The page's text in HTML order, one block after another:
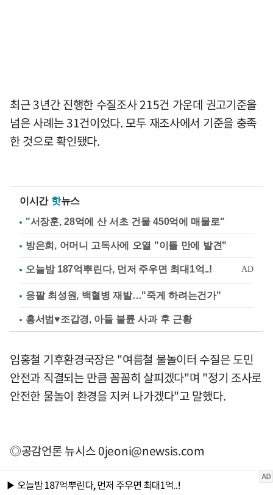
최근 3년간 진행한 수질조사 215건 가운데 권고기준을
넘은 사례는 31건이었다. 모두 재조사에서 기준을 충족
한 것으로 확인됐다.
이시간 핫뉴스
"서장훈, 28억에 산 서초 건물 450억에 매물로"
방은희, 어머니 고독사에 오열 "이틀 만에 발견"
응팔 최성원, 백혈병 재발…"죽게 하려는건가"
홍서범♥조갑경, 아들 불륜 사과 후 근황
임홍철 기후환경국장은 "여름철 물놀이터 수질은 도민
안전과 직결되는 만큼 꼼꼼히 살피겠다"며 "정기 조사로
안전한 물놀이 환경을 지켜 나가겠다"고 말했다.
◎공감언론 뉴시스0jeoni@newsis.com